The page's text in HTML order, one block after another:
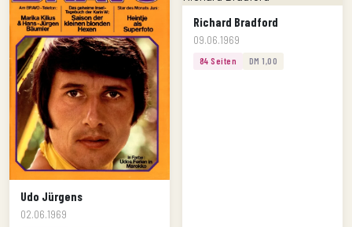
Udo Jürgens
02.06.1969
Richard Bradford
09.06.1969
84 Seiten DM 1,00